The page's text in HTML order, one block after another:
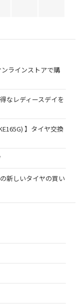
ラインストアで購
なレディースデイを
】タイヤ交換
新しいタイヤの買い